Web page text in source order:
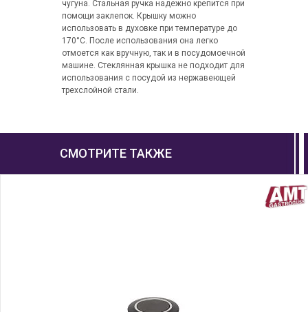
чугуна. Стальная ручка надежно крепится при
помощи заклепок. Крышку можно
использовать в духовке при температуре до
170°C. После использования она легко
отмоется как вручную, так и в посудомоечной
машине. Стеклянная крышка не подходит для
использования с посудой из нержавеющей
трехслойной стали.
СМОТРИТЕ ТАКЖЕ